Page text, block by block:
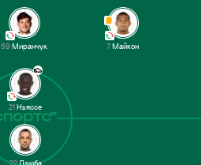
59Миранчук 7Майкон
21Ньяссе